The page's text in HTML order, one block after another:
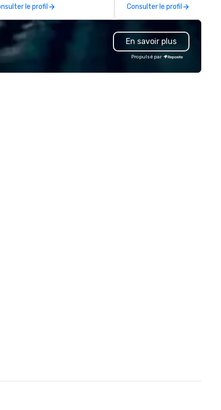
le profil
you make your event a
Consulter le profil
En savoir plus
Propulsé par